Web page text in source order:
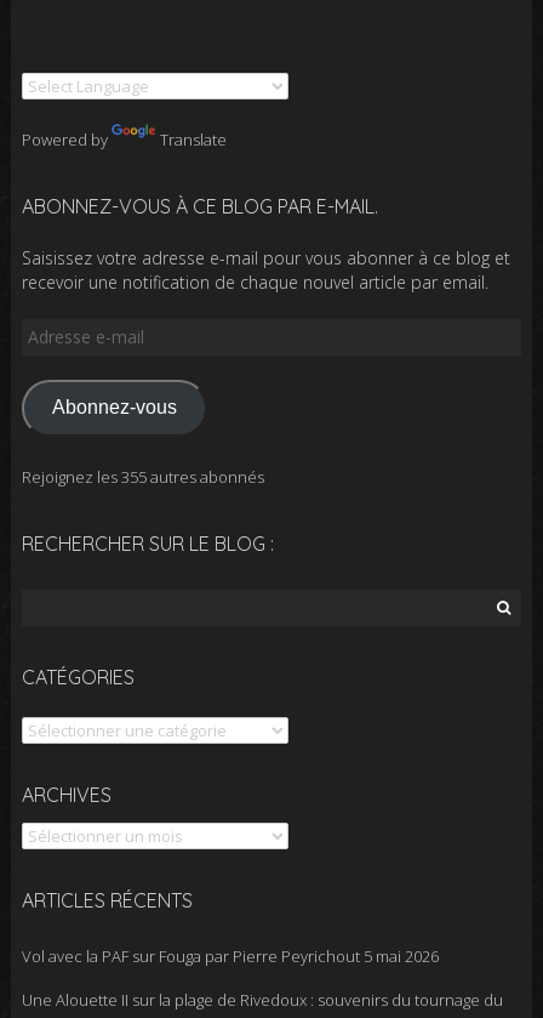
Powered by Translate
ABONNEZ-VOUS À CE BLOG PAR E-MAIL.
Saisissez votre adresse e-mail pour vous abonner à ce blog et
recevoir une notification de chaque nouvel article par email.
Adresse
mail
Abonnez-vous
Rejoignez les 355 autres abonnés
RECHERCHER SUR LE BLOG :
CATÉGORIES
Catégories
ARCHIVES
Archives
ARTICLES RÉCENTS
Vol avec la PAF sur Fouga par Pierre Peyrichout 5 mai 2026
Une Alouette II sur la plage de Rivedoux : souvenirs du tournage du